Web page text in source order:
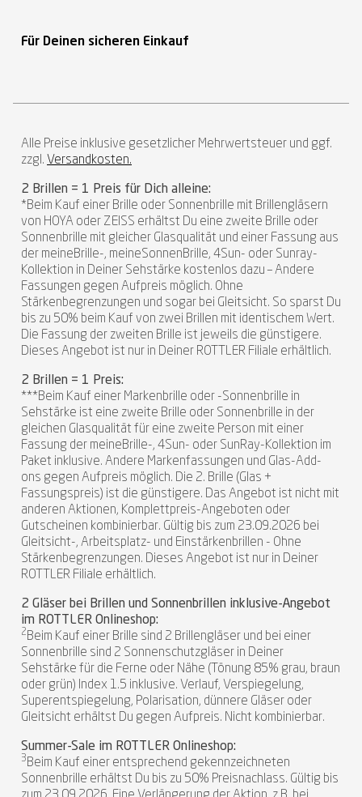
Für Deinen sicheren Einkauf
Alle Preise inklusive gesetzlicher Mehrwertsteuer und ggf.
zzgl. Versandkosten.
2 Brillen = 1 Preis für Dich alleine:
*Beim Kauf einer Brille oder Sonnenbrille mit Brillengläsern
von HOYA oder ZEISS erhältst Du eine zweite Brille oder
Sonnenbrille mit gleicher Glasqualität und einer Fassung aus
der meineBrille-, meineSonnenBrille, 4Sun- oder Sunray-
Kollektion in Deiner Sehstärke kostenlos dazu – Andere
Fassungen gegen Aufpreis möglich. Ohne
Stärkenbegrenzungen und sogar bei Gleitsicht. So sparst Du
bis zu 50% beim Kauf von zwei Brillen mit identischem Wert.
Die Fassung der zweiten Brille ist jeweils die günstigere.
Dieses Angebot ist nur in Deiner ROTTLER Filiale erhältlich.
2 Brillen = 1 Preis:
***Beim Kauf einer Markenbrille oder -Sonnenbrille in
Sehstärke ist eine zweite Brille oder Sonnenbrille in der
gleichen Glasqualität für eine zweite Person mit einer
Fassung der meineBrille-, 4Sun- oder SunRay-Kollektion im
Paket inklusive. Andere Markenfassungen und Glas-Add-
ons gegen Aufpreis möglich. Die 2. Brille (Glas +
Fassungspreis) ist die günstigere. Das Angebot ist nicht mit
anderen Aktionen, Komplettpreis-Angeboten oder
Gutscheinen kombinierbar. Gültig bis zum 23.09.2026 bei
Gleitsicht-, Arbeitsplatz- und Einstärkenbrillen - Ohne
Stärkenbegrenzungen. Dieses Angebot ist nur in Deiner
ROTTLER Filiale erhältlich.
2 Gläser bei Brillen und Sonnenbrillen inklusive-Angebot
im ROTTLER Onlineshop:
2 Beim Kauf einer Brille sind 2 Brillengläser und bei einer
Sonnenbrille sind 2 Sonnenschutzgläser in Deiner
Sehstärke für die Ferne oder Nähe (Tönung 85% grau, braun
oder grün) Index 1.5 inklusive. Verlauf, Verspiegelung,
Superentspiegelung, Polarisation, dünnere Gläser oder
Gleitsicht erhältst Du gegen Aufpreis. Nicht kombinierbar.
Summer-Sale im ROTTLER Onlineshop:
3 Beim Kauf einer entsprechend gekennzeichneten
Sonnenbrille erhältst Du bis zu 50% Preisnachlass. Gültig bis